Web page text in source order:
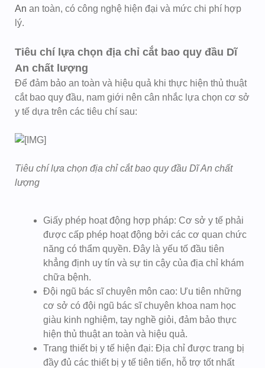
An an toàn, có công nghệ hiện đại và mức chi phí hợp
lý.
Tiêu chí lựa chọn địa chỉ cắt bao quy đầu Dĩ
An chất lượng
Để đảm bảo an toàn và hiệu quả khi thực hiện thủ thuật
cắt bao quy đầu, nam giới nên cân nhắc lựa chọn cơ sở
y tế dựa trên các tiêu chí sau:
Tiêu chí lựa chọn địa chỉ cắt bao quy đầu Dĩ An chất
lượng
Giấy phép hoạt động hợp pháp: Cơ sở y tế phải
được cấp phép hoạt động bởi các cơ quan chức
năng có thẩm quyền. Đây là yếu tố đầu tiên
khẳng định uy tín và sự tin cậy của địa chỉ khám
chữa bệnh.
Đội ngũ bác sĩ chuyên môn cao: Ưu tiên những
cơ sở có đội ngũ bác sĩ chuyên khoa nam học
giàu kinh nghiệm, tay nghề giỏi, đảm bảo thực
hiện thủ thuật an toàn và hiệu quả.
Trang thiết bị y tế hiện đại: Địa chỉ được trang bị
đầy đủ các thiết bị y tế tiên tiến, hỗ trợ tốt nhất